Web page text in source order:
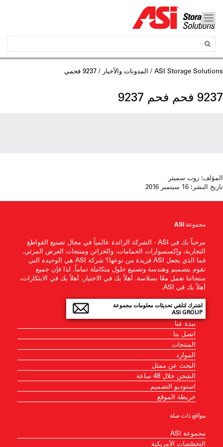
ASI Storage Solutions
/ المدونات والأخبار / 9237 فحمي
9237 فحم فحم 9237
المؤلف: روب سميثر
تاريخ النشر:
مجموعة ASI
مرحباً بك في ASI - الشركة الرائدة عالمياً في مجال تصنيع القواطع
التجارية، وإكسسوارات الحمامات، والخزائن ومنتجات العرض المرئي.
فما الذي يجعل ASI فريدة من نوعها؟ شركة ASI هي الوحيدة التي
تقوم بتصميم وهندسة وتصنيع حلول متكاملة تماماً. لذا فإن جميع
منتجاتنا تعمل معًا بسلاسة. أهلاً بك في الاختيار، أهلاً بك في الابتكارات،
أهلاً بك في ASI.
اشترك لتلقي تحديثات معلومات مجموعة
ASI GROUP
نبذة عنا
اتصل بنا
المنتجات
الموارد
البحث عن ممثل
الشحن خلال 48 ساعة
استوديو التصميم
خريطة الموقع
مواقع ذات صلة
مجموعة ASI
التخصّصات الأمريكية